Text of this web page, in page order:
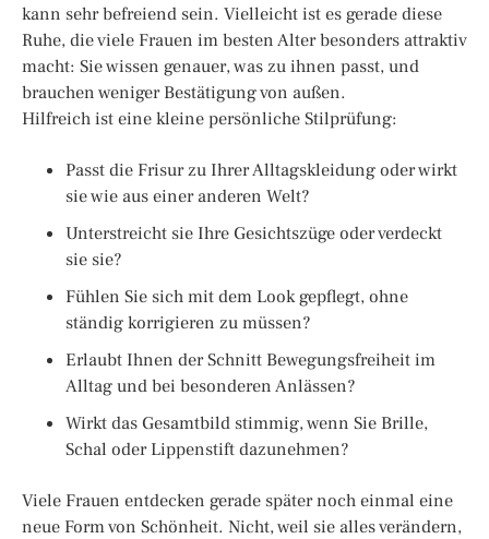
kann sehr befreiend sein. Vielleicht ist es gerade diese
Ruhe, die viele Frauen im besten Alter besonders attraktiv
macht: Sie wissen genauer, was zu ihnen passt, und
brauchen weniger Bestätigung von außen.
Hilfreich ist eine kleine persönliche Stilprüfung:
Passt die Frisur zu Ihrer Alltagskleidung oder wirkt
sie wie aus einer anderen Welt?
Unterstreicht sie Ihre Gesichtszüge oder verdeckt
sie sie?
Fühlen Sie sich mit dem Look gepflegt, ohne
ständig korrigieren zu müssen?
Erlaubt Ihnen der Schnitt Bewegungsfreiheit im
Alltag und bei besonderen Anlässen?
Wirkt das Gesamtbild stimmig, wenn Sie Brille,
Schal oder Lippenstift dazunehmen?
Viele Frauen entdecken gerade später noch einmal eine
neue Form von Schönheit. Nicht, weil sie alles verändern,